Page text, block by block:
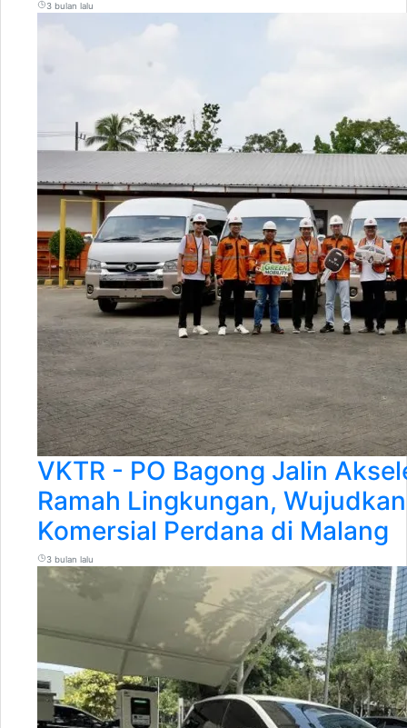
3 bulan lalu
VKTR - PO Bagong Jalin
Ramah Lingkungan,
Komersial Perdana di Malang
3 bulan lalu